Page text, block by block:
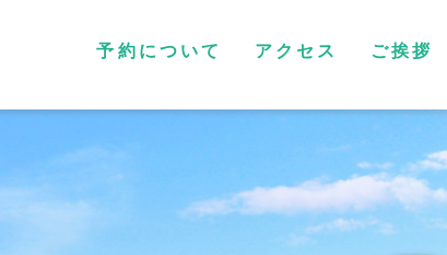
予約について アクセス ご挨拶